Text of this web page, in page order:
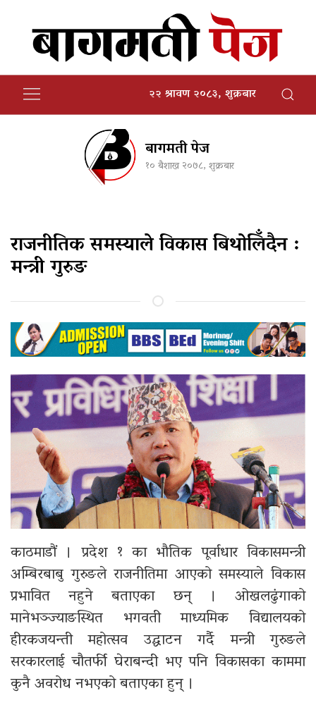
२२ श्रावण २०८३, शुक्रबार
बागमती पेज
१० बैशाख २०७८, शुक्रबार
राजनीतिक समस्याले विकास बिथोलिँदैन :
मन्त्री गुरुङ
काठमाडौं । प्रदेश १ का भौतिक पूर्वाधार विकासमन्त्री
अम्बिरबाबु गुरुङले राजनीतिमा आएको समस्याले विकास
प्रभावित नहुने बताएका छन् । ओखलढुंगाको
मानेभञ्ज्याङस्थित भगवती माध्यमिक विद्यालयको
हीरकजयन्ती महोत्सव उद्घाटन गर्दै मन्त्री गुरुङले
सरकारलाई चौतर्फी घेराबन्दी भए पनि विकासका काममा
कुनै अवरोध नभएको बताएका हुन् ।